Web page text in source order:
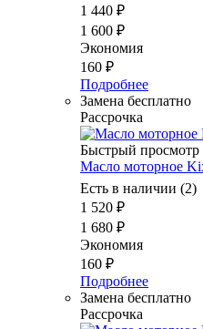
1 440 ₽
1 600 ₽
Экономия
160 ₽
Подробнее
Замена бесплатно
Рассрочка
Быстрый просмотр
Масло моторное
Есть в наличии (2)
1 520 ₽
1 680 ₽
Экономия
160 ₽
Подробнее
Замена бесплатно
Рассрочка